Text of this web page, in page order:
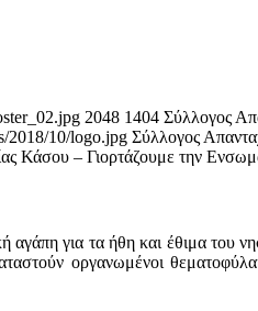
2048 1404 Σύλλογος
2018/10/logo.jpg Σύλλογος
Κάσου – Γιορτάζουμε την
για τα ήθη και έθιμα του
οργανωμένοι